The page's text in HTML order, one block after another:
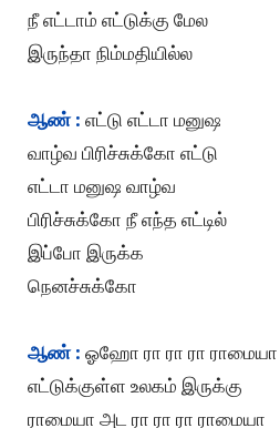
நீ எட்டாம் எட்டுக்கு மேல
இருந்தா நிம்மதியில்ல
ஆண் : எட்டு எட்டா மனுஷ
வாழ்வ பிரிச்சுக்கோ எட்டு
எட்டா மனுஷ வாழ்வ
பிரிச்சுக்கோ நீ எந்த எட்டில்
இப்போ இருக்க
நெனச்சுக்கோ
ஆண் : ஓஹோ ரா ரா ரா ராமையா
எட்டுக்குள்ள உலகம் இருக்கு
ராமையா அட ரா ரா ரா ராமையா